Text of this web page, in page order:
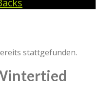
stattgefunden.